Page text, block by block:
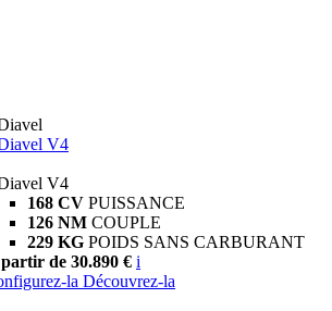
V4
V4
168 CV PUISSANCE
126 NM COUPLE
229 KG POIDS SANS CARBURANT
de 30.890 € i
la Découvrez-la